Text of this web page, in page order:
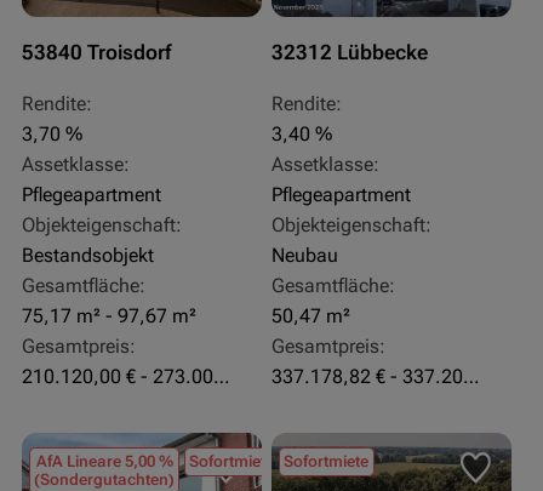
53840 Troisdorf
Rendite:
3,70 %
Assetklasse:
Pflegeapartment
Objekteigenschaft:
Bestandsobjekt
Gesamtfläche:
75,17 m² - 97,67 m²
Gesamtpreis:
210.120,00 € - 273.003,24 €
32312 Lübbecke
Rendite:
3,40 %
Assetklasse:
Pflegeapartment
Objekteigenschaft:
Neubau
Gesamtfläche:
50,47 m²
Gesamtpreis:
337.178,82 € - 337.207,06 €
AfA Lineare 5,00 %
(Sondergutachten)
Sofortmiete Sofortmiete